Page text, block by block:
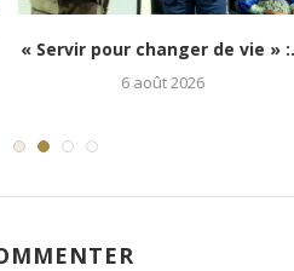
: Kongo 26Street
espoir aux enfants...